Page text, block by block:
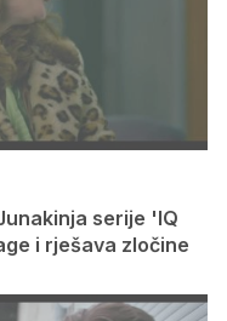
serije 'IQ
i rješava zločine